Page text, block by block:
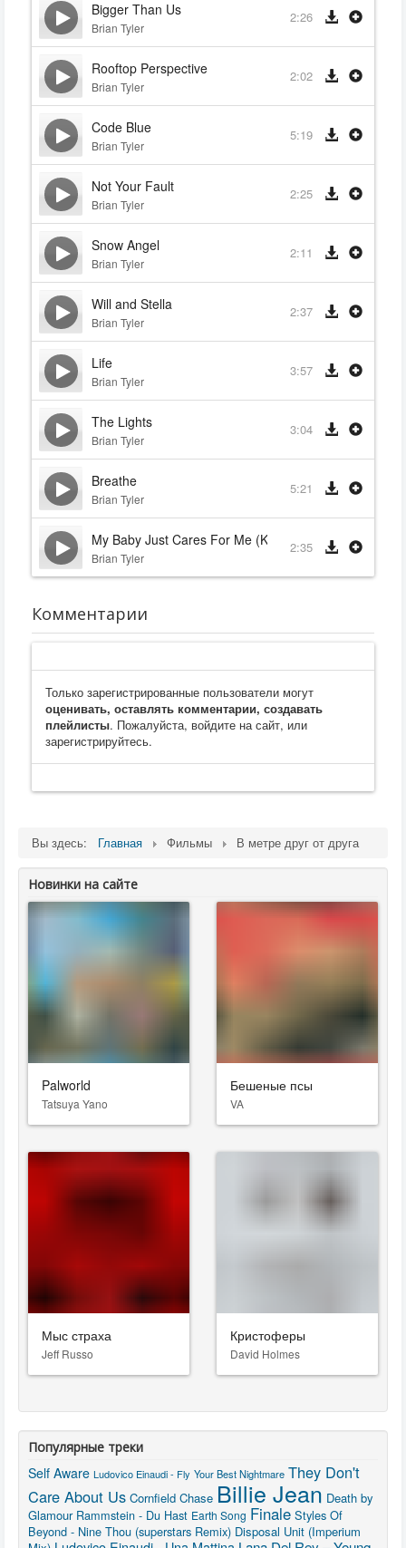
Bigger Than Us
Brian Tyler
2:26
Rooftop Perspective
Brian Tyler
2:02
Code Blue
Brian Tyler
5:19
Not Your Fault
Brian Tyler
2:25
Snow Angel
Brian Tyler
2:11
Will and Stella
Brian Tyler
2:37
Life
Brian Tyler
3:57
The Lights
Brian Tyler
3:04
Breathe
Brian Tyler
5:21
My Baby Just Cares For Me (Kate Davis)
Brian Tyler
2:35
Комментарии
Только зарегистрированные пользователи могут
оценивать, оставлять комментарии, создавать
плейлисты. Пожалуйста, войдите на сайт, или
зарегистрируйтесь.
Вы здесь: Главная Фильмы В метре друг от друга
Новинки на сайте
Palworld
Tatsuya Yano
Бешеные псы
VA
Мыс страха
Jeff Russo
Кристоферы
David Holmes
Популярные треки
Self Aware Ludovico Einaudi - Fly Your Best Nightmare They Don't
Care About Us Cornfield Chase Billie Jean Death by
Glamour Rammstein - Du Hast Earth Song Finale Styles Of
Beyond - Nine Thou (superstars Remix) Disposal Unit (Imperium